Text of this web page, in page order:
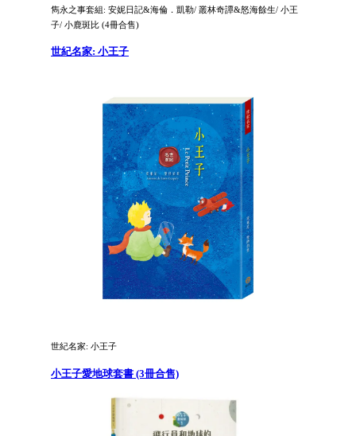
雋永之事套組: 安妮日記&海倫．凱勒/ 叢林奇譚&怒海餘生/ 小王
子/ 小鹿斑比 (4冊合售)
世紀名家: 小王子
世紀名家: 小王子
小王子愛地球套書 (3冊合售)